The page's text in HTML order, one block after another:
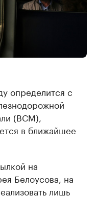
определится с
(ВСМ),
в ближайшее
на
Белоусова, на
лишь